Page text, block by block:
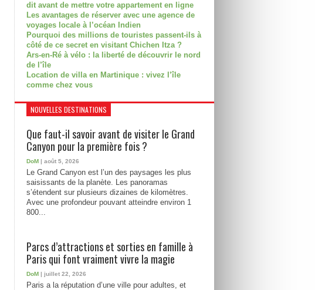
dit avant de mettre votre appartement en ligne
Les avantages de réserver avec une agence de
voyages locale à l’océan Indien
Pourquoi des millions de touristes passent-ils à
côté de ce secret en visitant Chichen Itza ?
Ars-en-Ré à vélo : la liberté de découvrir le nord
de l’île
Location de villa en Martinique : vivez l’île
comme chez vous
NOUVELLES DESTINATIONS
Que faut-il savoir avant de visiter le Grand
Canyon pour la première fois ?
DoM | août 5, 2026
Le Grand Canyon est l’un des paysages les plus
saisissants de la planète. Les panoramas
s’étendent sur plusieurs dizaines de kilomètres.
Avec une profondeur pouvant atteindre environ 1
800...
Parcs d’attractions et sorties en famille à
Paris qui font vraiment vivre la magie
DoM | juillet 22, 2026
Paris a la réputation d’une ville pour adultes, et